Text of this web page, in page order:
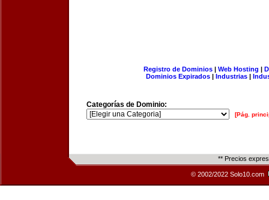
Registro de Dominios| Web Hosting |
Dominios Expirados | Industrias |
Categorías de Dominio:
[Pág.
** Precios
© 2002/2022 Solo10.com